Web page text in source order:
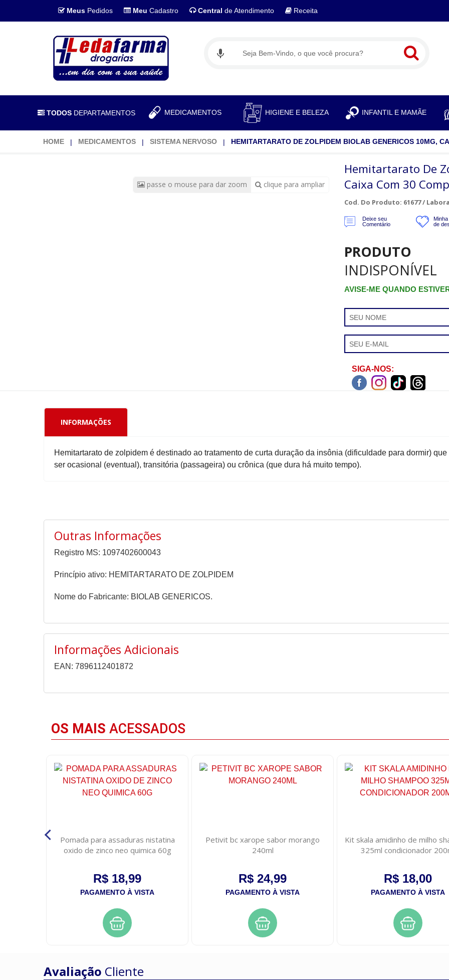
Meus Pedidos Meu Cadastro Central de Atendimento Receita
TODOS DEPARTAMENTOS MEDICAMENTOS HIGIENE E BELEZA INFANTIL E MAMÃE
HOME MEDICAMENTOS SISTEMA NERVOSO HEMITARTARATO DE ZOLPIDEM BIOLAB GENERICOS 10MG,
passe o mouse para dar zoom clique para ampliar
Hemitartarato De
Caixa Com 30
Cod. Do Produto: 61677 /
Deixe seu
Comentário
de
PRODUTO
INDISPONÍVEL
AVISE-ME QUANDO
SIGA-NOS:
INFORMAÇÕES
Hemitartarato de zolpidem é destinado ao tratamento de curta duração da insônia (dificuldade para dormir) que
ser ocasional (eventual), transitória (passageira) ou crônica (que dura há muito tempo).
Outras Informações
Registro MS: 1097402600043
Princípio ativo: HEMITARTARATO DE ZOLPIDEM
Nome do Fabricante: BIOLAB GENERICOS.
Informações Adicionais
EAN: 7896112401872
OS MAIS ACESSADOS
Pomada para assaduras nistatina
oxido de zinco neo quimica 60g
R$ 18,99
PAGAMENTO À VISTA
Petivit bc xarope sabor morango
240ml
R$ 24,99
PAGAMENTO À VISTA
Kit skala amidinho de milho
325ml condicionador
R$ 18,00
PAGAMENTO À VISTA
Avaliação Cliente